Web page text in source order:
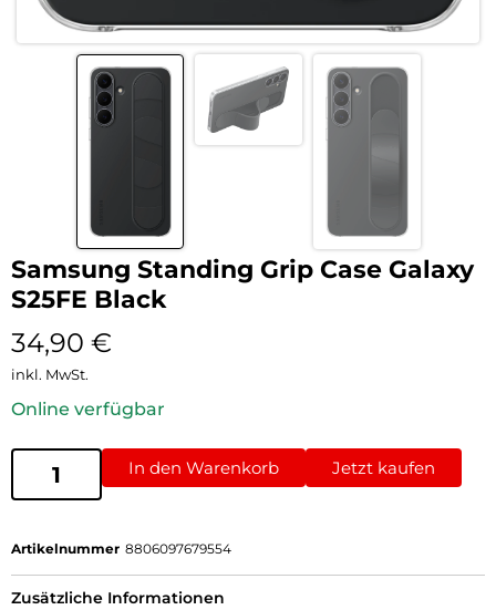
Samsung Standing Grip Case Galaxy
S25FE Black
34,90 €
inkl. MwSt.
Online verfügbar
In den Warenkorb Jetzt kaufen
Artikelnummer 8806097679554
Zusätzliche Informationen